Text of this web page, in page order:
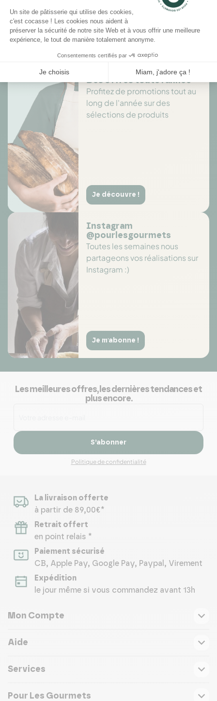
Il n'y a pas encore d'avis pour ce produit.
Des offres toute l’année
Profitez de promotions tout au
long de l'année sur des
sélections de produits
Je découvre !
Instagram
@pourlesgourmets
Toutes les semaines nous
partageons vos réalisations sur
Instagram :)
Je m'abonne !
Les meilleures offres, les dernières tendances et
plus encore.
S’abonner
Politique de confidentialité
La livraison offerte
à partir de 89,00€*
Retrait offert
en point relais *
Paiement sécurisé
CB, Apple Pay, Google Pay, Paypal, Virement
Expédition
le jour même si vous commandez avant 13h
Mon Compte
Aide
Services
Pour Les Gourmets